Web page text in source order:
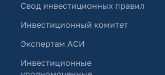
Свод инвестиционных правил
Инвестиционный комитет
Экспертам АСИ
Инвестиционные